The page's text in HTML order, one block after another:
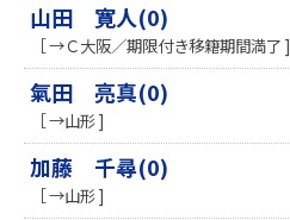
山田 寛人(0)
［ →Ｃ大阪／期限付き移籍期間満了 ]
氣田 亮真(0)
［ →山形 ]
加藤 千尋(0)
［ →山形 ]